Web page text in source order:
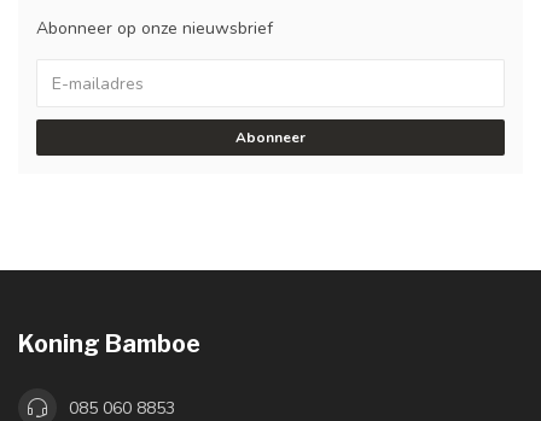
Abonneer op onze nieuwsbrief
Abonneer
Koning Bamboe
085 060 8853